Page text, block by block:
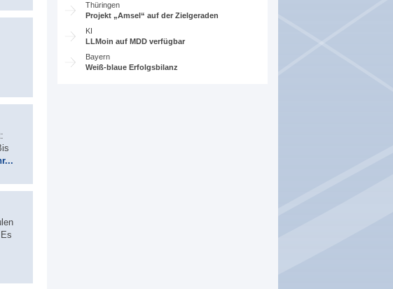
Thüringen
Projekt „Amsel“ auf der Zielgeraden
KI
LLMoin auf MDD verfügbar
Bayern
Weiß-blaue Erfolgsbilanz